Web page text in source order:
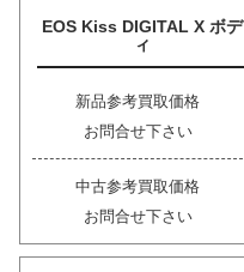
EOS Kiss DIGITAL X ボデ
ィ
新品参考買取価格
お問合せ下さい
中古参考買取価格
お問合せ下さい